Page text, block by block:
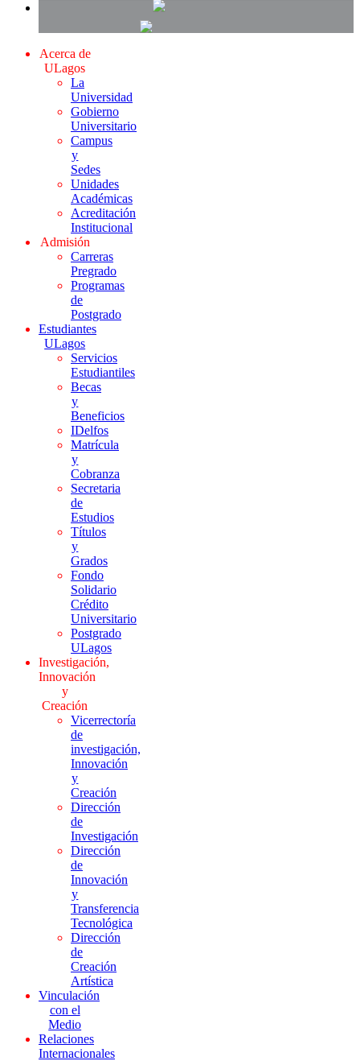
Acerca de
ULagos
La
Universidad
Gobierno
Universitario
Campus
y
Sedes
Unidades
Académicas
Acreditación
Institucional
Admisión
Carreras
Pregrado
Programas
de
Postgrado
Estudiantes
ULagos
Servicios
Estudiantiles
Becas
y
Beneficios
IDelfos
Matrícula
y
Cobranza
Secretaria
de
Estudios
Títulos
y
Grados
Fondo
Solidario
Crédito
Universitario
Postgrado
ULagos
Investigación,
Innovación
y
Creación
Vicerrectoría
de
investigación,
Innovación
y
Creación
Dirección
de
Investigación
Dirección
de
Innovación
y
Transferencia
Tecnológica
Dirección
de
Creación
Artística
Vinculación
con el
Medio
Relaciones
Internacionales